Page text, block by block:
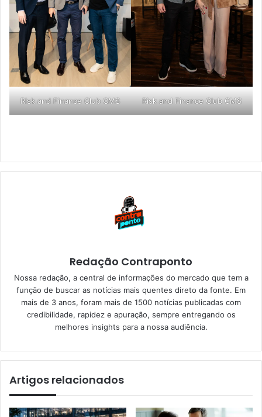
Risk and Finance Club CMS Risk and Finance Club CMS
Redação Contraponto
Nossa redação, a central de informações do mercado que tem a
função de buscar as notícias mais quentes direto da fonte. Em
mais de 3 anos, foram mais de 1500 notícias publicadas com
credibilidade, rapidez e apuração, sempre entregando os
melhores insights para a nossa audiência.
Artigos relacionados